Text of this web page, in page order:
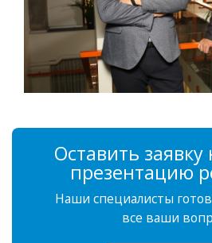
Оставить
презентацию
Наши специалисты
все ваши